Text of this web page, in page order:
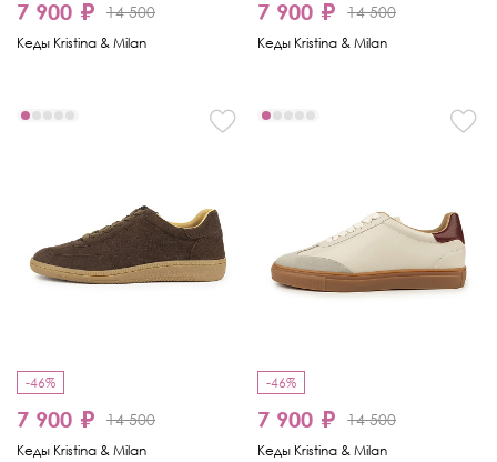
7 900 ₽ 14 500
Кеды Kristina & Milan
7 900 ₽ 14 500
Кеды Kristina & Milan
-46%
7 900 ₽ 14 500
Кеды Kristina & Milan
-46%
7 900 ₽ 14 500
Кеды Kristina & Milan